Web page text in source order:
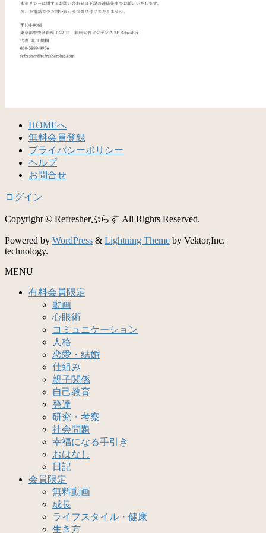
HOMEへ
無料会員登録
プライバシーポリシー
ヘルプ
お問合せ
ログイン
Copyright © Refresherぷらす All Rights Reserved.
Powered by WordPress & Lightning Theme by Vektor,Inc.
technology.
MENU
有料会員限定
動画
心眼術
コミュニケーション
人格
恋愛・結婚
仕組み
親子関係
自己教育
発達
研究・考察
社会問題
幸福になる手引き
おはなし
日記
会員限定
無料動画
成長
ライフスタイル・健康
生き方